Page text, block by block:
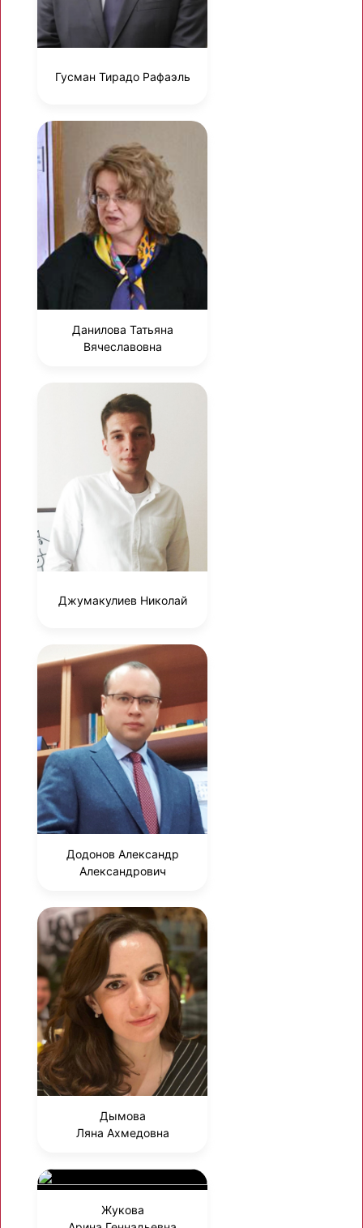
Гусман Тирадо Рафаэль
Данилова Татьяна
Вячеславовна
Джумакулиев Николай
Додонов Александр
Александрович
Дымова
Ляна Ахмедовна
Жукова